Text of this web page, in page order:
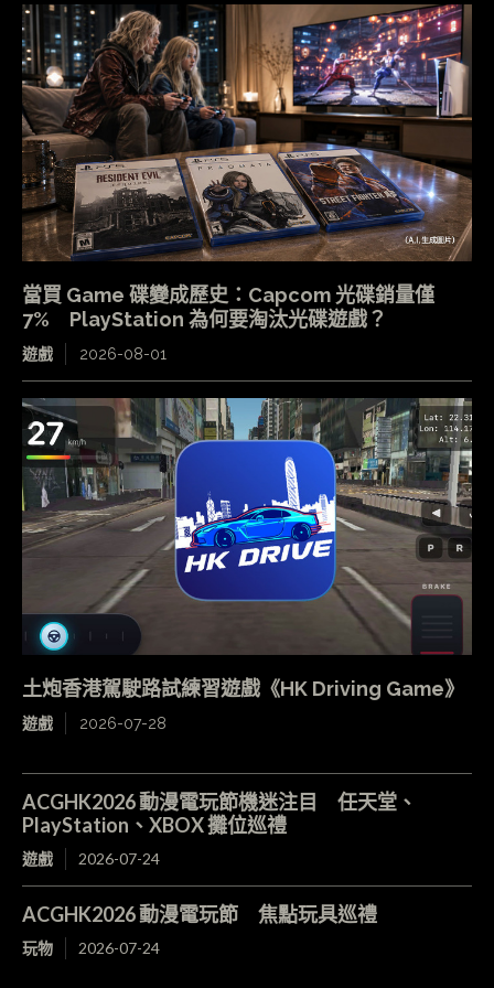
當買 Game 碟變成歷史：Capcom 光碟銷量僅
7% PlayStation 為何要淘汰光碟遊戲？
遊戲 2026-08-01
土炮香港駕駛路試練習遊戲《HK Driving Game》
遊戲 2026-07-28
ACGHK2026 動漫電玩節機迷注目 任天堂、
PlayStation、XBOX 攤位巡禮
遊戲 2026-07-24
ACGHK2026 動漫電玩節 焦點玩具巡禮
玩物 2026-07-24